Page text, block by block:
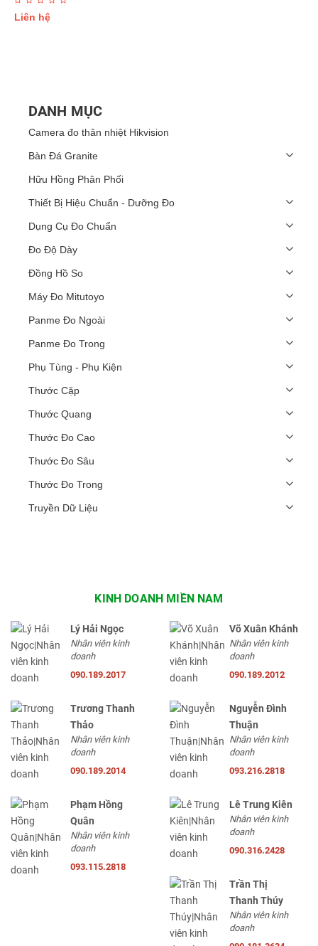
Liên hệ
DANH MỤC
Camera đo thân nhiệt Hikvision
Bàn Đá Granite
Hữu Hồng Phân Phối
Thiết Bị Hiệu Chuẩn - Dưỡng Đo
Dụng Cụ Đo Chuẩn
Đo Độ Dày
Đồng Hồ So
Máy Đo Mitutoyo
Panme Đo Ngoài
Panme Đo Trong
Phụ Tùng - Phụ Kiện
Thước Cặp
Thước Quang
Thước Đo Cao
Thước Đo Sâu
Thước Đo Trong
Truyền Dữ Liệu
KINH DOANH MIỀN NAM
Lý Hải Ngọc
Nhân viên kinh
doanh
090.189.2017
Võ Xuân Khánh
Nhân viên kinh
doanh
090.189.2012
Trương Thanh
Thảo
Nhân viên kinh
doanh
090.189.2014
Nguyễn Đình
Thuận
Nhân viên kinh
doanh
093.216.2818
Phạm Hồng
Quân
Nhân viên kinh
doanh
093.115.2818
Lê Trung Kiên
Nhân viên kinh
doanh
090.316.2428
Trần Thị
Thanh Thúy
Nhân viên kinh
doanh